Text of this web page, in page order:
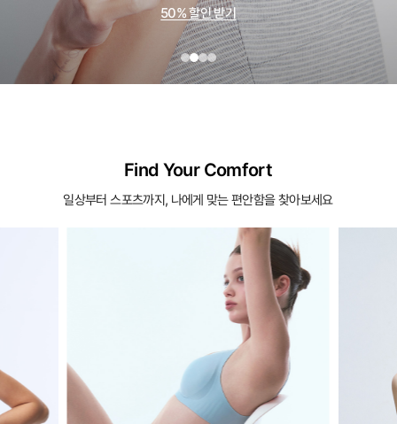
50% 할인 받기
Find Your Comfort
일상부터 스포츠까지, 나에게 맞는 편안함을 찾아보세요